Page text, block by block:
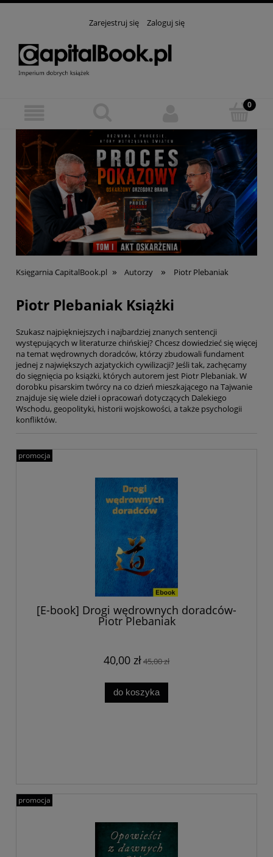
Zarejestruj się Zaloguj się
Księgarnia CapitalBook.pl » Autorzy » Piotr Plebaniak
Piotr Plebaniak Książki
Szukasz najpiękniejszych i najbardziej znanych sentencji
występujących w literaturze chińskiej? Chcesz dowiedzieć się więcej
na temat wędrownych doradców, którzy zbudowali fundament
jednej z największych azjatyckich cywilizacji? Jeśli tak, zachęcamy
do sięgnięcia po książki, których autorem jest Piotr Plebaniak. W
dorobku pisarskim twórcy na co dzień mieszkającego na Tajwanie
znajduje się wiele dzieł i opracowań dotyczących Dalekiego
Wschodu, geopolityki, historii wojskowości, a także psychologii
konfliktów.
[E-book] Drogi wędrownych doradców-
Piotr Plebaniak
40,00 zł45,00 zł
do koszyka
promocja
promocja